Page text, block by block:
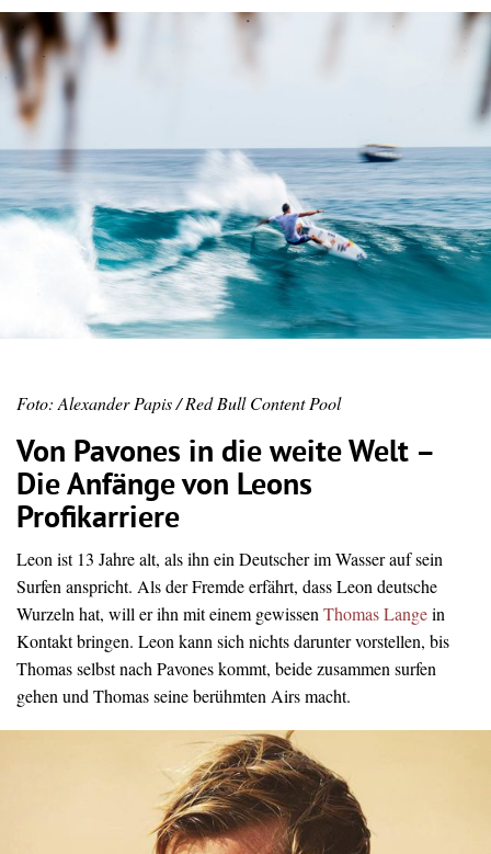
Foto: Alexander Papis / Red Bull Content Pool
Von Pavones in die weite Welt –
Die Anfänge von Leons
Profikarriere
Leon ist 13 Jahre alt, als ihn ein Deutscher im Wasser auf sein
Surfen anspricht. Als der Fremde erfährt, dass Leon deutsche
Wurzeln hat, will er ihn mit einem gewissen Thomas Langein
Kontakt bringen. Leon kann sich nichts darunter vorstellen, bis
Thomas selbst nach Pavones kommt, beide zusammen surfen
gehen und Thomas seine berühmten Airs macht.